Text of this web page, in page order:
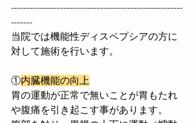
--------------------------------------------------------
-------
当院では機能性ディスペプシアの方に
対して施術を行います。
①内臓機能の向上
胃の運動が正常で無いことが胃もたれ
や腹痛を引き起こす事があります。